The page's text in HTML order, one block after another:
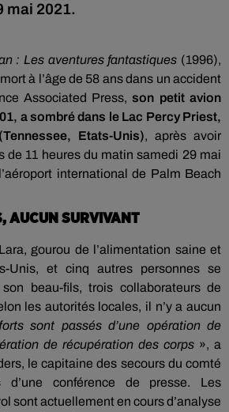
mai 2021.
: Les aventures fantastiques (1996),
à l’âge de 58 ans dans un accident
Associated Press,son petit avion
a sombré dans le Lac Percy Priest,
Etats-Unis), après avoir
de 11 heures du matin samedi 29 mai
international de Palm Beach
AUCUN SURVIVANT
gourou de l’alimentation saine et
Unis, et cinq autres personnes se
beau-fils, trois collaborateurs de
les autorités locales, il n’y a aucun
sont passés d’une opération de
de récupération des corps », a
le capitaine des secours du comté
d’une conférence de presse. Les
sont actuellement en cours d’analyse